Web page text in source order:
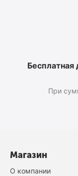
Бесплатная
При
Магазин
О компании